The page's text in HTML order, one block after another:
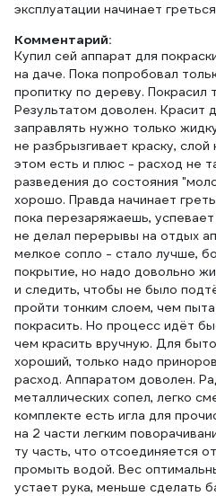
эксплуатации начинает
Комментарий:
Купил сей аппарат для
на даче. Пока попробовал
пропитку по дереву. Покрасил
Результатом доволен. Красит
заправлять нужно только
не разбрызгивает краску,
этом есть и плюс - расход не
разведения до состояния
хорошо. Правда начинает
пока перезаряжаешь,
не делал перерывы на отдых
мелкое сопло - стало лучше,
покрытие, но надо довольно
и следить, чтобы не было
пройти тонким слоем, чем
покрасить. Но процесс идёт
чем красить вручную. Для
хороший, только надо
расход. Аппаратом доволен.
металлических сопел, легко
комплекте есть игла для
на 2 части легким
ту часть, что отсоединяется
промыть водой. Вес
устает рука, меньше сделать